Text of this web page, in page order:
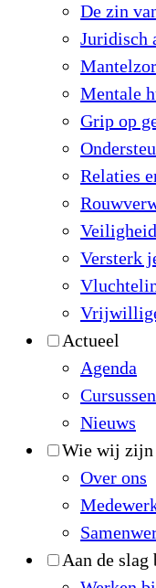
De zin
Juridisch
Mentale
Grip op
Relaties
Veiligheid
Versterk
Actueel
Agenda
Cursussen
Nieuws
Wie wij zijn
Over ons
Aan de slag